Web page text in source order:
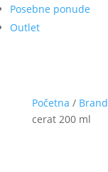
Posebne ponude
Outlet
Početna / Brand
cerat 200 ml